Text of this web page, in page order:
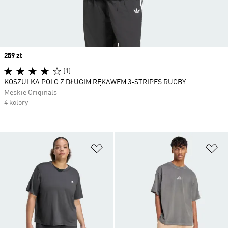
Dodaj do listy życzeń
Price
259 zł
(1)
KOSZULKA POLO Z DŁUGIM RĘKAWEM 3-STRIPES RUGBY
Męskie Originals
4 kolory